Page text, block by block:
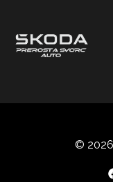
© 2026